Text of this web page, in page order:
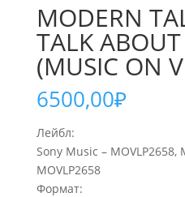
MODERN
TALK
(MUSIC ON
6500,00₽
Лейбл:
Sony Music – MOVLP2658,
MOVLP2658
Формат: